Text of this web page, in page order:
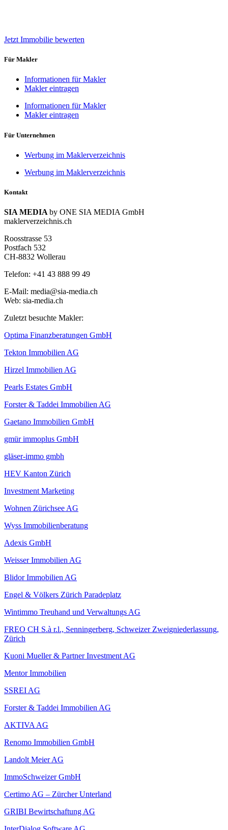
Jetzt Immobilie bewerten
Für Makler
Informationen für Makler
Makler eintragen
Informationen für Makler
Makler eintragen
Für Unternehmen
Werbung im Maklerverzeichnis
Werbung im Maklerverzeichnis
Kontakt
SIA MEDIA by ONE SIA MEDIA GmbH
maklerverzeichnis.ch
Roosstrasse 53
Postfach 532
CH-8832 Wollerau
Telefon: +41 43 888 99 49
E-Mail: media@sia-media.ch
Web: sia-media.ch
Zuletzt besuchte Makler:
Optima Finanzberatungen GmbH
Tekton Immobilien AG
Hirzel Immobilien AG
Pearls Estates GmbH
Forster & Taddei Immobilien AG
Gaetano Immobilien GmbH
gmür immoplus GmbH
gläser-immo gmbh
HEV Kanton Zürich
Investment Marketing
Wohnen Zürichsee AG
Wyss Immobilienberatung
Adexis GmbH
Weisser Immobilien AG
Blidor Immobilien AG
Engel & Völkers Zürich Paradeplatz
Wintimmo Treuhand und Verwaltungs AG
FREO CH S.à r.l., Senningerberg, Schweizer Zweigniederlassung,
Zürich
Kuoni Mueller & Partner Investment AG
Mentor Immobilien
SSREI AG
Forster & Taddei Immobilien AG
AKTIVA AG
Renomo Immobilien GmbH
Landolt Meier AG
ImmoSchweizer GmbH
Certimo AG – Zürcher Unterland
GRIBI Bewirtschaftung AG